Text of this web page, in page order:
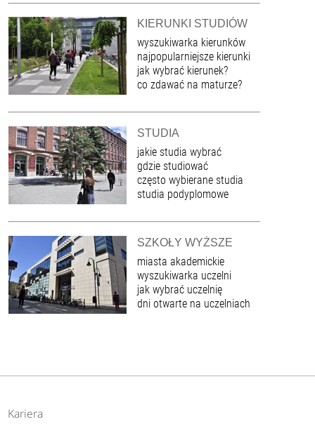
KIERUNKI STUDIÓW
wyszukiwarka kierunków
najpopularniejsze kierunki
jak wybrać kierunek?
co zdawać na maturze?
STUDIA
jakie studia wybrać
gdzie studiować
często wybierane studia
studia podyplomowe
SZKOŁY WYŻSZE
miasta akademickie
wyszukiwarka uczelni
jak wybrać uczelnię
dni otwarte na uczelniach
Kariera